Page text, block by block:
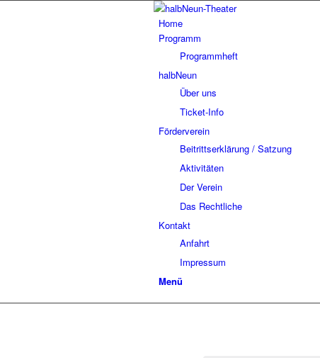
Home
Programm
Programmheft
halbNeun
Über uns
Ticket-Info
Förderverein
Beitrittserklärung / Satzung
Aktivitäten
Der Verein
Das Rechtliche
Kontakt
Anfahrt
Impressum
Menü